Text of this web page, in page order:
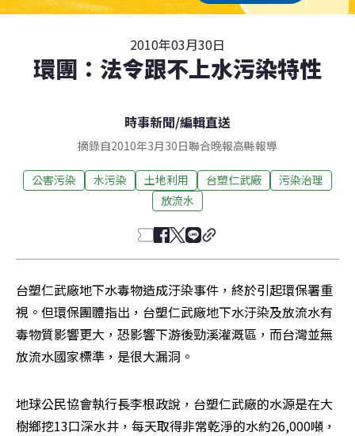
2010年03月30日
環團：法令跟不上水污染特性
時事新聞/編輯直送
摘錄自2010年3月30日聯合晚報高縣報導
公害污染 水污染 土地利用 台塑仁武廠
污染治理
放流水
台塑仁武廠地下水毒物造成汙染事件，終於引起環保署重
視。但環保團體指出，台塑仁武廠地下水汙染及放流水有
毒物質影響更大，恐影響下游後勁溪灌溉區，而台灣並無
放流水國家標準，是很大漏洞。
地球公民協會執行長李根政說，台塑仁武廠的水源是在大
樹鄉挖13口深水井，每天取得非常乾淨的水約26,000噸，